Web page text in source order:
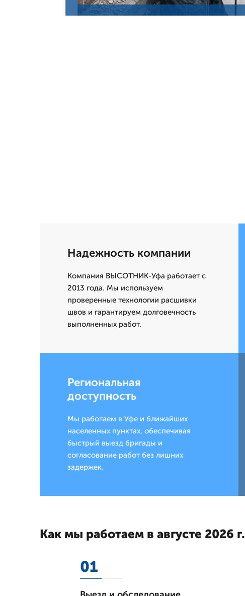
Надежность компании
Компания ВЫСОТНИК-Уфа работает с
2013 года. Мы используем
проверенные технологии расшивки
швов и гарантируем долговечность
выполненных работ.
Региональная
доступность
Мы работаем в Уфе и ближайших
населенных пунктах, обеспечивая
быстрый выезд бригады и
согласование работ без лишних
задержек.
Как мы работаем в августе 2026 г.
01